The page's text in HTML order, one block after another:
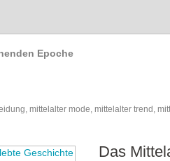
Epoche
mittelalter mode, mittelalter trend,
Das